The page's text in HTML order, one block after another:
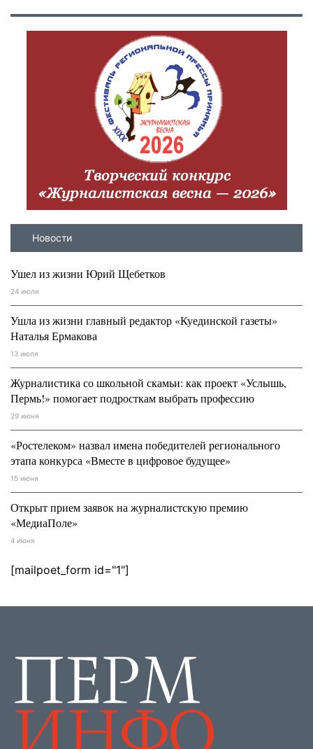
Новости
Ушел из жизни Юрий Щебетков
24 июля
Ушла из жизни главный редактор «Куединской газеты»
Наталья Ермакова
13 июля
Журналистика со школьной скамьи: как проект «Услышь,
Пермь!» помогает подросткам выбрать профессию
29 июня
«Ростелеком» назвал имена победителей регионального
этапа конкурса «Вместе в цифровое будущее»
15 июня
Открыт прием заявок на журналистскую премию
«МедиаПоле»
4 июня
[mailpoet_form id="1"]